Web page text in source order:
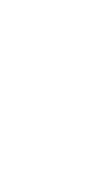
von Werbeanzeigen
Werbung
Werbung